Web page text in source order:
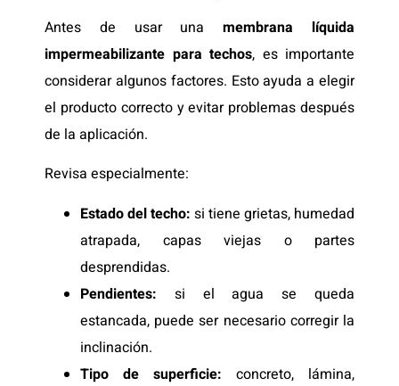
Antes de usar unamembrana líquida
impermeabilizante para techos, es importante
considerar algunos factores. Esto ayuda a elegir
el producto correcto y evitar problemas después
de la aplicación.
Revisa especialmente:
Estado del techo: si tiene grietas, humedad
atrapada, capas viejas o partes
desprendidas.
Pendientes: si el agua se queda
estancada, puede ser necesario corregir la
inclinación.
Tipo de superficie: concreto, lámina,